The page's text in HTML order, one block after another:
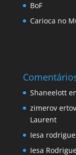
BoF
Carioca no
Shaneelott
zimerov
Laurent
Iesa
Iesa